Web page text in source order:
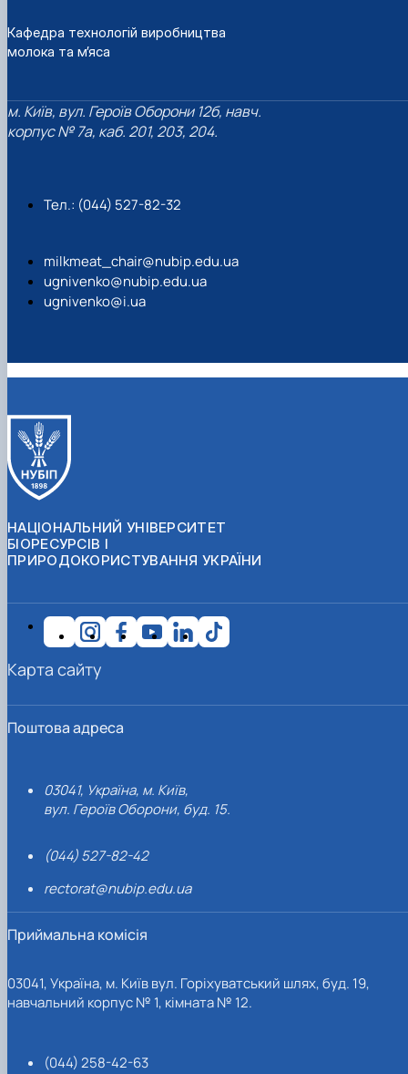
Кафедра технологій виробництва
молока та м’яса
м. Київ, вул. Героїв Оборони 12б, навч.
корпус № 7а, каб. 201, 203, 204.
Тел.: (044) 527-82-32
milkmeat_chair@nubip.edu.ua
ugnivenko@nubip.edu.ua
ugnivenko@i.ua
НАЦІОНАЛЬНИЙ УНІВЕРСИТЕТ
БІОРЕСУРСІВ І
ПРИРОДОКОРИСТУВАННЯ УКРАЇНИ
Поштова адреса
03041, Україна, м. Київ,
вул. Героїв Оборони, буд. 15.
(044) 527-82-42
rectorat@nubip.edu.ua
Приймальна комісія
03041, Україна, м. Київ вул. Горіхуватський шлях, буд. 19,
навчальний корпус № 1, кімната № 12.
(044) 258-42-63
Карта сайту